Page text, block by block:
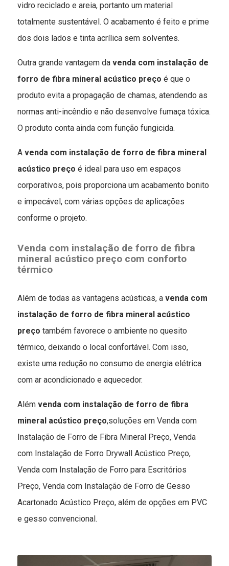
vidro reciclado e areia, portanto um material
totalmente sustentável. O acabamento é feito e prime
dos dois lados e tinta acrílica sem solventes.
Outra grande vantagem davenda com instalação de
forro de fibra mineral acústico preçoé que o
produto evita a propagação de chamas, atendendo as
normas anti-incêndio e não desenvolve fumaça tóxica.
O produto conta ainda com função fungicida.
Avenda com instalação de forro de fibra mineral
acústico preço é ideal para uso em espaços
corporativos, pois proporciona um acabamento bonito
e impecável, com várias opções de aplicações
conforme o projeto.
Venda com instalação de forro de fibra
mineral acústico preço com conforto
térmico
Além de todas as vantagens acústicas, avenda com
instalação de forro de fibra mineral acústico
preço também favorece o ambiente no quesito
térmico, deixando o local confortável. Com isso,
existe uma redução no consumo de energia elétrica
com ar acondicionado e aquecedor.
Alémvenda com instalação de forro de fibra
mineral acústico preço,soluções em Venda com
Instalação de Forro de Fibra Mineral Preço, Venda
com Instalação de Forro Drywall Acústico Preço,
Venda com Instalação de Forro para Escritórios
Preço, Venda com Instalação de Forro de Gesso
Acartonado Acústico Preço, além de opções em PVC
e gesso convencional.